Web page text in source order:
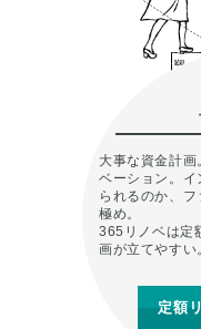
大事な資金計画
ベーション。イ
られるのか、
極め。
365リノベは定
画が立てやすい
定額